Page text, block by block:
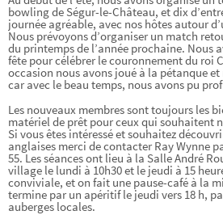
bowling de Ségur-le-Château, et dix
journée agréable, avec nos hôtes autour
Nous prévoyons d’organiser un match
du printemps de l’année prochaine. Nous
fête pour célébrer le couronnement du roi
occasion nous avons joué à la pétanque
car avec le beau temps, nous avons pu
Les nouveaux membres sont toujours les
matériel de prêt pour ceux qui souhaitent
Si vous êtes intéressé et souhaitez
anglaises merci de contacter Ray Wynne
55. Les séances ont lieu à la Salle André
village le lundi à 10h30 et le jeudi à 15
conviviale, et on fait une pause-café à la
termine par un apéritif le jeudi vers 18 h,
auberges locales.